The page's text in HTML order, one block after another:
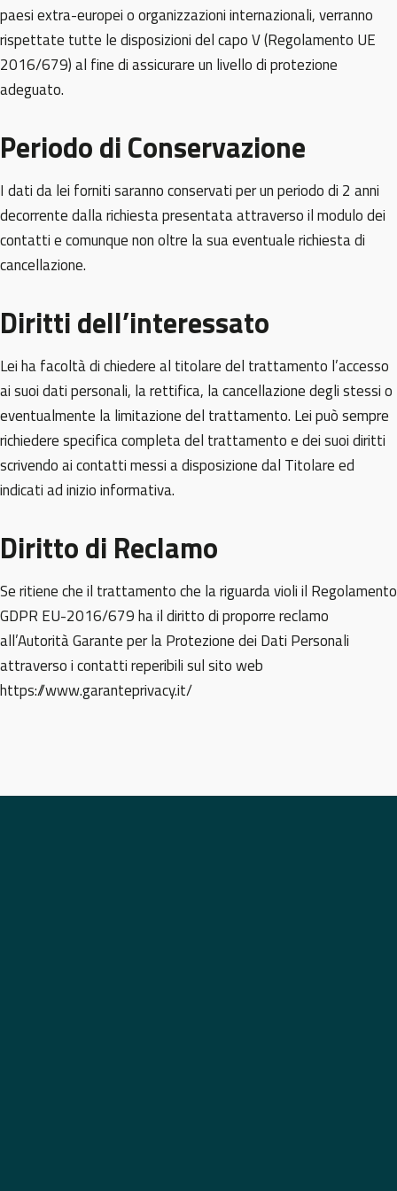
paesi extra-europei o organizzazioni internazionali, verranno
rispettate tutte le disposizioni del capo V (Regolamento UE
2016/679) al fine di assicurare un livello di protezione
adeguato.
Periodo di Conservazione
I dati da lei forniti saranno conservati per un periodo di 2 anni
decorrente dalla richiesta presentata attraverso il modulo dei
contatti e comunque non oltre la sua eventuale richiesta di
cancellazione.
Diritti dell’interessato
Lei ha facoltà di chiedere al titolare del trattamento l’accesso
ai suoi dati personali, la rettifica, la cancellazione degli stessi o
eventualmente la limitazione del trattamento. Lei può sempre
richiedere specifica completa del trattamento e dei suoi diritti
scrivendo ai contatti messi a disposizione dal Titolare ed
indicati ad inizio informativa.
Diritto di Reclamo
Se ritiene che il trattamento che la riguarda violi il Regolamento
GDPR EU-2016/679 ha il diritto di proporre reclamo
all’Autorità Garante per la Protezione dei Dati Personali
attraverso i contatti reperibili sul sito web
https://www.garanteprivacy.it/